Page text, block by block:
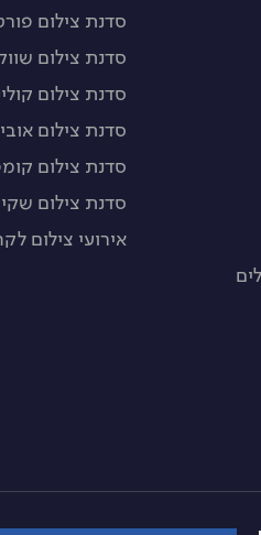
סדנת צילום
סדנת צילום
סדנת צילום
סדנת צילום
סדנת צילום
סדנת צילום
אירועי צילום